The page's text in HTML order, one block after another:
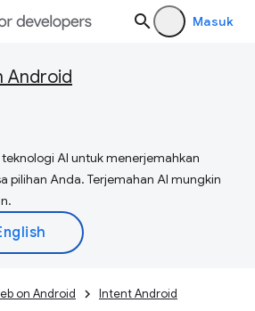
Masuk
Android
AI untuk menerjemahkan
pilihan Anda. Terjemahan AI mungkin
on Android Intent Android